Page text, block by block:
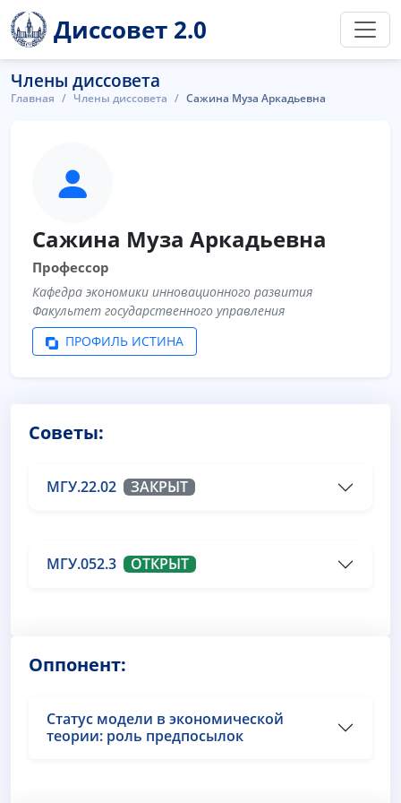
Диссовет 2.0
Члены диссовета
Главная Члены диссовета Сажина Муза Аркадьевна
Сажина Муза Аркадьевна
Профессор
Кафедра экономики инновационного развития
Факультет государственного управления
ПРОФИЛЬ ИСТИНА
Советы:
МГУ.22.02 ЗАКРЫТ
МГУ.052.3 ОТКРЫТ
Оппонент:
Статус модели в экономической
теории: роль предпосылок